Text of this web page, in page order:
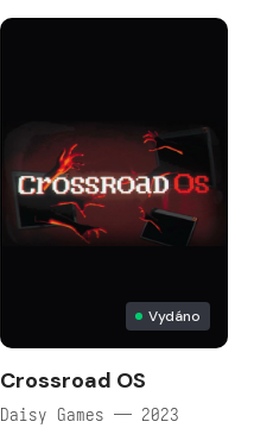
Vydáno
Crossroad OS
Daisy Games — 2023